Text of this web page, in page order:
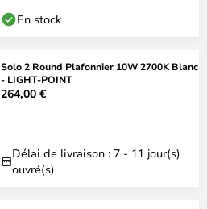
En stock
Solo 2 Round Plafonnier 10W 2700K Blanc
- LIGHT-POINT
264,00 €
Délai de livraison : 7 - 11 jour(s)
ouvré(s)